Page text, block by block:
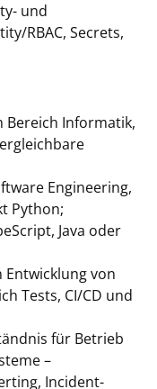
und
RBAC, Secrets,
Bereich Informatik,
Engineering,
Python;
Java oder
von
Tests, CI/CD und
für Betrieb
–
Incident-